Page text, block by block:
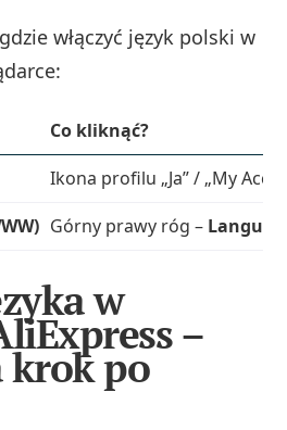
włączyć język polski w
Co kliknąć?
Ikona profilu „Ja” / „My
Górny prawy róg –
w
–
po